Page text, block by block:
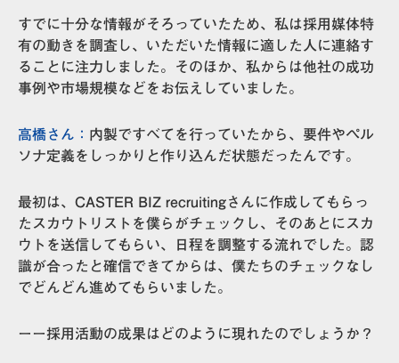
すでに十分な情報がそろっていたため、私は採用媒体特
有の動きを調査し、いただいた情報に適した人に連絡す
ることに注力しました。そのほか、私からは他社の成功
事例や市場規模などをお伝えしていました。
高橋さん： 内製ですべてを行っていたから、要件やペル
ソナ定義をしっかりと作り込んだ状態だったんです。
最初は、CASTER BIZ recruitingさんに作成してもらっ
たスカウトリストを僕らがチェックし、そのあとにスカ
ウトを送信してもらい、日程を調整する流れでした。 認
識が合ったと確信できてからは、僕たちのチェックなし
でどんどん進めてもらいました。
ーー採用活動の成果はどのように現れたのでしょうか？